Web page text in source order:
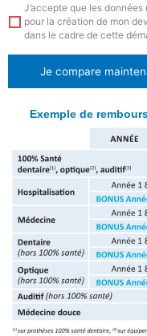
Exemple de
J’accepte que les
pour la création de mon
dans le cadre de cette
Je compare